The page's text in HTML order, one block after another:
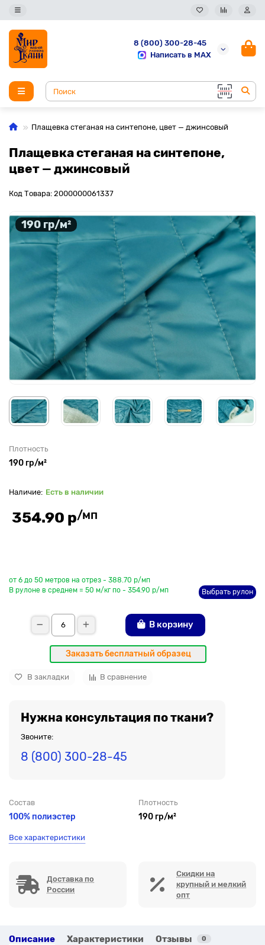
8 (800) 300-28-45
Написать в MAX
Плащевка стеганая на синтепоне, цвет — джинсовый
Плащевка стеганая на синтепоне,
цвет — джинсовый
Код Товара: 2000000061337
190 гр/м²
Плотность
190 гр/м²
Есть в наличии
354.90 р/мп
от 6 до 50 метров на отрез - 388.70 р/мп
В рулоне в среднем = 50 м/кг по - 354.90 р/мп
Выбрать рулон
В корзину
Заказать бесплатный образец
В закладки В сравнение
Нужна консультация по ткани?
Звоните:
8 (800) 300-28-45
Состав
100% полиэстер
Плотность
190 гр/м²
Все характеристики
Доставка по
России
Скидки на
крупный и мелкий
опт
Описание Характеристики Отзывы 0